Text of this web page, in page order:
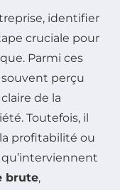
identifier
cruciale pour
Parmi ces
souvent perçu
de la
Toutefois, il
profitabilité ou
qu’interviennent
brute,